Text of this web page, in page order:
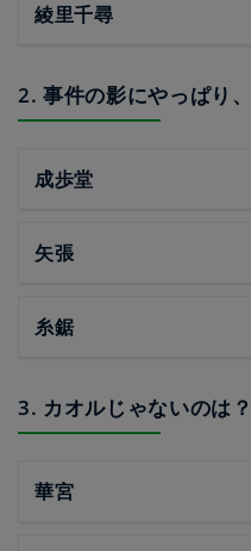
綾里千尋
2. 事件の影にやっぱり
成歩堂
矢張
糸鋸
3. カオルじゃないのは？
華宮